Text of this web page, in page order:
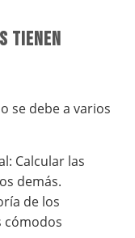
TIENEN
se debe a varios
Calcular las
demás.
de los
cómodos